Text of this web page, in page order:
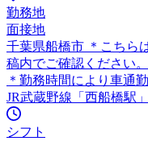
勤務地
面接地
千葉県船橋市 ＊こちら
稿内でご確認ください。
＊勤務時間により車通
JR武蔵野線「西船橋駅
シフト